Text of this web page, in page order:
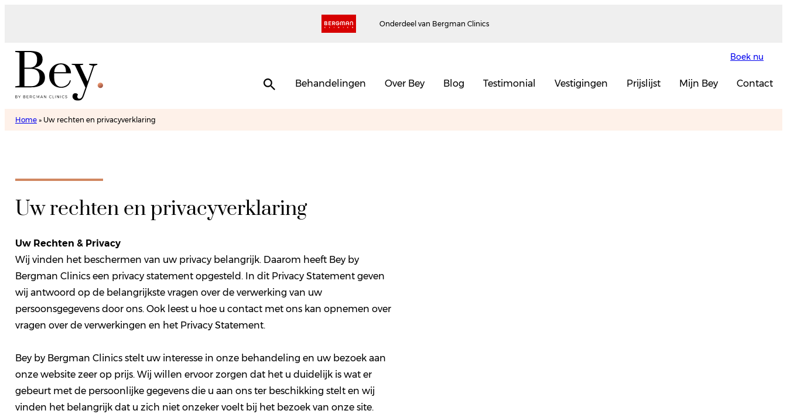
Onderdeel van Bergman Clinics
Boek nu
Behandelingen Over Bey Blog Testimonial Vestigingen Prijslijst Mijn Bey Contact
Home» Uw rechten en privacyverklaring
Uw rechten en privacyverklaring
Uw Rechten & Privacy
Wij vinden het beschermen van uw privacy belangrijk. Daarom heeft Bey by
Bergman Clinics een privacy statement opgesteld. In dit Privacy Statement geven
wij antwoord op de belangrijkste vragen over de verwerking van uw
persoonsgegevens door ons. Ook leest u hoe u contact met ons kan opnemen over
vragen over de verwerkingen en het Privacy Statement.
Bey by Bergman Clinics stelt uw interesse in onze behandeling en uw bezoek aan
onze website zeer op prijs. Wij willen ervoor zorgen dat het u duidelijk is wat er
gebeurt met de persoonlijke gegevens die u aan ons ter beschikking stelt en wij
vinden het belangrijk dat u zich niet onzeker voelt bij het bezoek van onze site.